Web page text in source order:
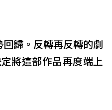
歸。反轉再反轉的劇
將這部作品再度端上